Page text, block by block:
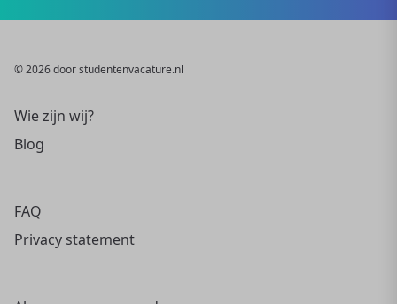
© 2026 door studentenvacature.nl
Wie zijn wij?
Blog
FAQ
Privacy statement